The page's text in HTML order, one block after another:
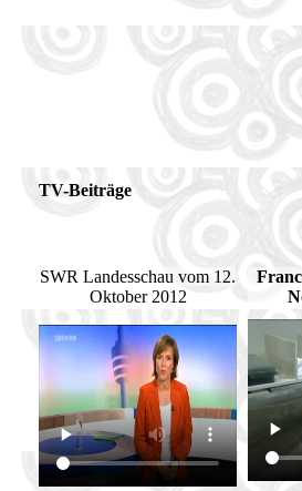
TV-Beiträge
SWR Landesschau vom 12.
Oktober 2012